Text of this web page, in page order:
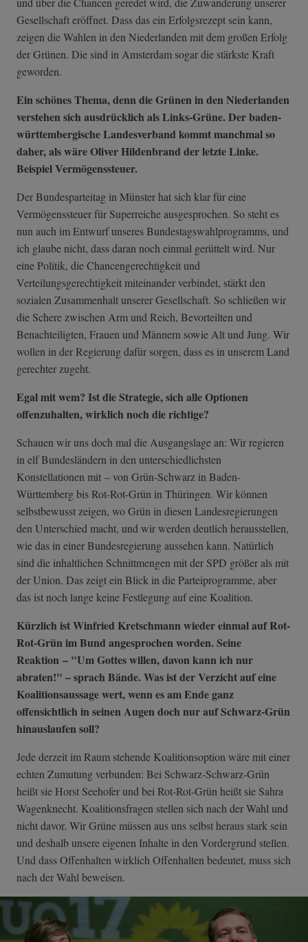
Gesellschaft eröffnet. Dass das ein Erfolgsrezept sein kann,
zeigen die Wahlen in den Niederlanden mit dem großen Erfolg
der Grünen. Die sind in Amsterdam sogar die stärkste Kraft
geworden.
Ein schönes Thema, denn die Grünen in den Niederlanden
verstehen sich ausdrücklich als Links-Grüne. Der baden-
württembergische Landesverband kommt manchmal so
daher, als wäre Oliver Hildenbrand der letzte Linke.
Beispiel Vermögenssteuer.
Der Bundesparteitag in Münster hat sich klar für eine
Vermögenssteuer für Superreiche ausgesprochen. So steht es
nun auch im Entwurf unseres Bundestagswahlprogramms, und
ich glaube nicht, dass daran noch einmal gerüttelt wird. Nur
eine Politik, die Chancengerechtigkeit und
Verteilungsgerechtigkeit miteinander verbindet, stärkt den
sozialen Zusammenhalt unserer Gesellschaft. So schließen wir
die Schere zwischen Arm und Reich, Bevorteilten und
Benachteiligten, Frauen und Männern sowie Alt und Jung. Wir
wollen in der Regierung dafür sorgen, dass es in unserem Land
gerechter zugeht.
Egal mit wem? Ist die Strategie, sich alle Optionen
offenzuhalten, wirklich noch die richtige?
Schauen wir uns doch mal die Ausgangslage an: Wir regieren
in elf Bundesländern in den unterschiedlichsten
Konstellationen mit – von Grün-Schwarz in Baden-
Württemberg bis Rot-Rot-Grün in Thüringen. Wir können
selbstbewusst zeigen, wo Grün in diesen Landesregierungen
den Unterschied macht, und wir werden deutlich herausstellen,
wie das in einer Bundesregierung aussehen kann. Natürlich
sind die inhaltlichen Schnittmengen mit der SPD größer als mit
der Union. Das zeigt ein Blick in die Parteiprogramme, aber
das ist noch lange keine Festlegung auf eine Koalition.
Kürzlich ist Winfried Kretschmann wieder einmal auf Rot-
Rot-Grün im Bund angesprochen worden. Seine
Reaktion – "Um Gottes willen, davon kann ich nur
abraten!" –sprach Bände. Was ist der Verzicht auf eine
Koalitionsaussage wert, wenn es am Ende ganz
offensichtlich in seinen Augen doch nur auf Schwarz-Grün
hinauslaufen soll?
Jede derzeit im Raum stehende Koalitionsoption wäre mit einer
echten Zumutung verbunden: Bei Schwarz-Schwarz-Grün
heißt sie Horst Seehofer und bei Rot-Rot-Grün heißt sie Sahra
Wagenknecht. Koalitionsfragen stellen sich nach der Wahl und
nicht davor. Wir Grüne müssen aus uns selbst heraus stark sein
und deshalb unsere eigenen Inhalte in den Vordergrund stellen.
Und dass Offenhalten wirklich Offenhalten bedeutet, muss sich
nach der Wahl beweisen.